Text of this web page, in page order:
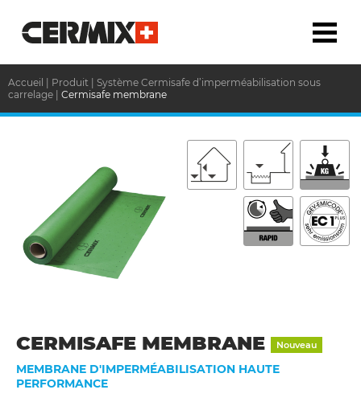
Accueil Produit
Système Cermisafe d’imperméabilisation sous
carrelage
Cermisafe membrane
CERMISAFE MEMBRANE Nouveau
MEMBRANE D'IMPERMÉABILISATION HAUTE
PERFORMANCE